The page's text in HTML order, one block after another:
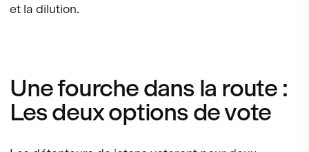
et la dilution.
Une fourche dans la route :
Les deux options de vote